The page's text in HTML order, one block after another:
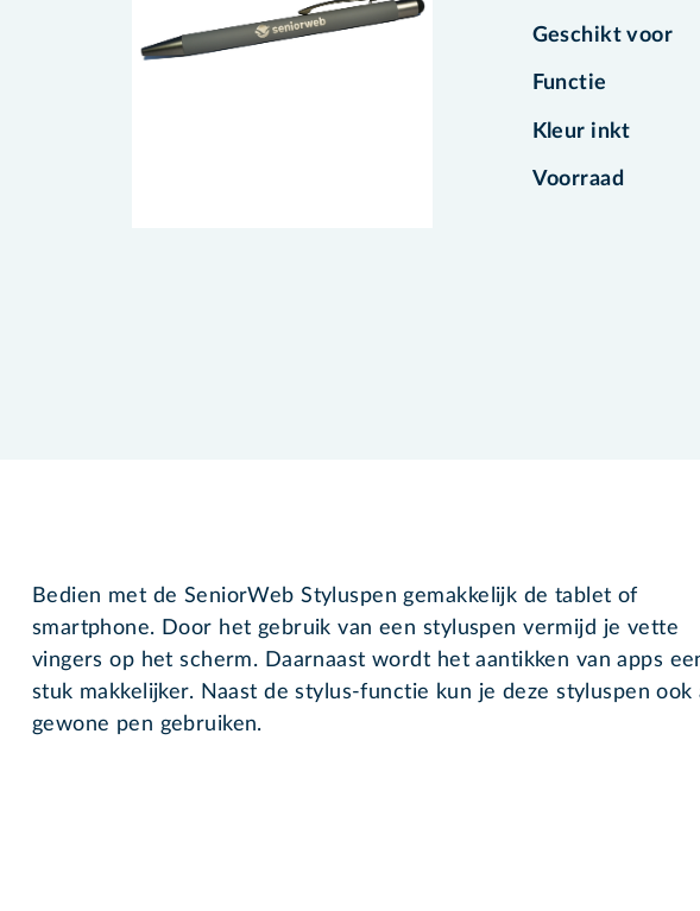
Geschikt voor
Functie
Kleur inkt
Voorraad
Bedien met de SeniorWeb Styluspen gemakkelijk de tablet of
smartphone. Door het gebruik van een styluspen vermijd je vette
vingers op het scherm. Daarnaast wordt het aantikken van apps
stuk makkelijker. Naast de stylus-functie kun je deze styluspen ook
gewone pen gebruiken.